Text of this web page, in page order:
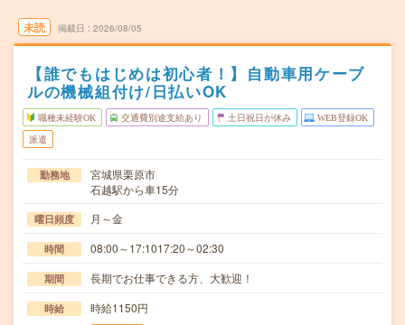
未読 掲載日 2026/08/05
【誰でもはじめは初心者！】自動車用ケーブ
ルの機械組付け/日払いOK
職種未経験OK 交通費別途支給あり 土日祝日が休み WEB登録OK
派遣
勤務地
宮城県栗原市
石越駅から車15分
曜日頻度 月～金
時間 08:00～17:1017:20～02:30
期間 長期でお仕事できる方、大歓迎！
時給 時給1150円